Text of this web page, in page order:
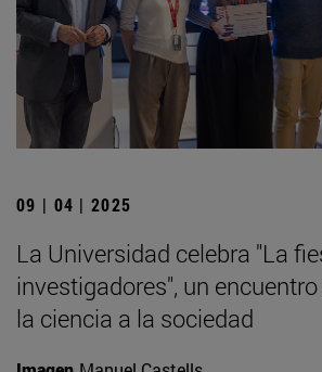
09 | 04 | 2025
La Universidad celebra "La
investigadores", un
la ciencia a la sociedad